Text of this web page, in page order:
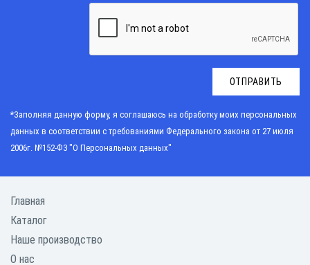
ОТПРАВИТЬ
*Заполняя данную форму, я соглашаюсь на обработку моих персональных
данных в соответствии с требованиями Федерального закона от 27 июля
2006г. №152-Ф3 "О Персональных данных"
Главная
Каталог
Наше производство
О нас